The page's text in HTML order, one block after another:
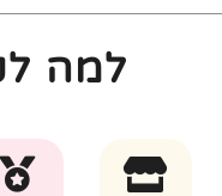
למה